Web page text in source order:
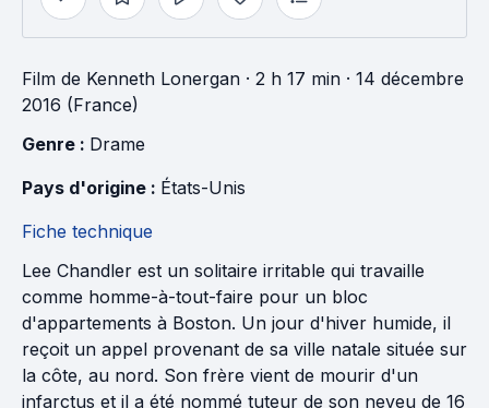
Film de Kenneth Lonergan · 2 h 17 min · 14 décembre
2016 (France)
Genre : Drame
Pays d'origine : États-Unis
Fiche technique
Lee Chandler est un solitaire irritable qui travaille
comme homme-à-tout-faire pour un bloc
d'appartements à Boston. Un jour d'hiver humide, il
reçoit un appel provenant de sa ville natale située sur
la côte, au nord. Son frère vient de mourir d'un
infarctus et il a été nommé tuteur de son neveu de 16